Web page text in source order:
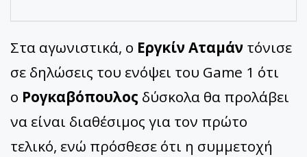
Στα αγωνιστικά, ο Εργκίν Αταμάν τόνισε
σε δηλώσεις του ενόψει του Game 1 ότι
ο Ρογκαβόπουλος δύσκολα θα προλάβει
να είναι διαθέσιμος για τον πρώτο
τελικό, ενώ πρόσθεσε ότι η συμμετοχή